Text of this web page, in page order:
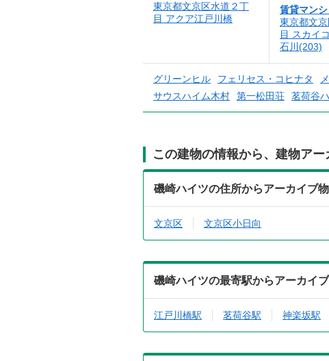
東京都文京区水道２丁
目 アクア江戸川橋
賃貸マン
東京都文
目 スカイ
石川(203)
グリーンヒル フェリセス・コヒナタ
サウスハイム木村
第一松田荘 茗荷谷
この建物の情報から、建物ア
磯崎ハイツの住所からアーカイブ
文京区 文京区小日向
磯崎ハイツの最寄駅からアーカイ
江戸川橋駅 茗荷谷駅 神楽坂駅